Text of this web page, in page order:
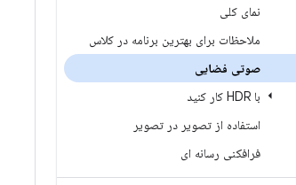
نمای کلی
ملاحظات برای بهترین برنامه در کلاس
صوتی فضایی
با HDR کار کنید
استفاده از تصویر در تصویر
فرافکنی رسانه ای